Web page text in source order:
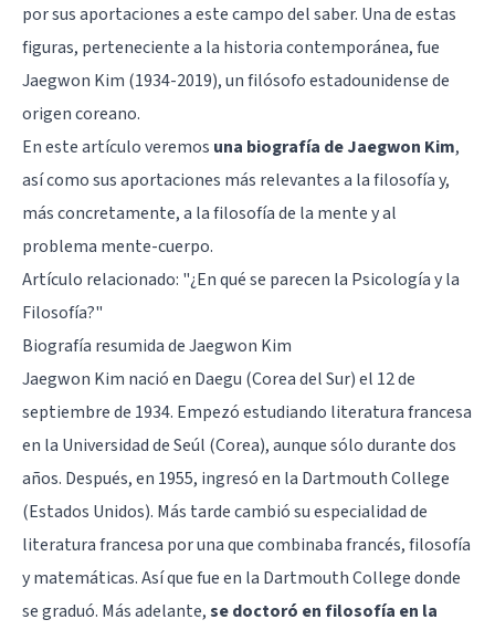
por sus aportaciones a este campo del saber. Una de estas
figuras, perteneciente a la historia contemporánea, fue
Jaegwon Kim (1934-2019), un filósofo estadounidense de
origen coreano.
En este artículo veremos una biografía de Jaegwon Kim,
así como sus aportaciones más relevantes a la filosofía y,
más concretamente, a la filosofía de la mente y al
problema mente-cuerpo.
Artículo relacionado: "¿En qué se parecen la Psicología y la
Filosofía?"
Biografía resumida de Jaegwon Kim
Jaegwon Kim nació en Daegu (Corea del Sur) el 12 de
septiembre de 1934. Empezó estudiando literatura francesa
en la Universidad de Seúl (Corea), aunque sólo durante dos
años. Después, en 1955, ingresó en la Dartmouth College
(Estados Unidos). Más tarde cambió su especialidad de
literatura francesa por una que combinaba francés, filosofía
y matemáticas. Así que fue en la Dartmouth College donde
se graduó. Más adelante,se doctoró en filosofía en la